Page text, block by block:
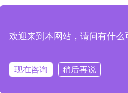
欢迎来到本网站，请问有什么
现在咨询 稍后再说